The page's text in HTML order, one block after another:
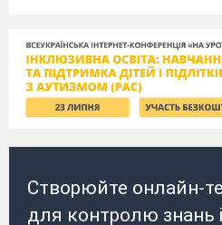
Створюйте онлайн-
для контролю знань